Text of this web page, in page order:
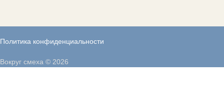
Политика конфиденциальности
Вокруг смеха © 2026